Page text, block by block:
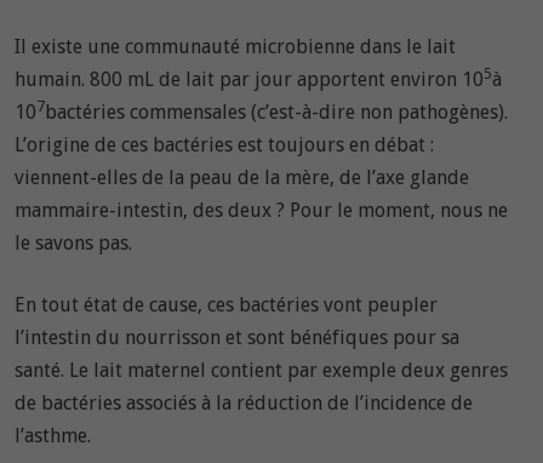
Il existe une communauté microbienne dans le lait
humain. 800 mL de lait par jour apportent environ 105à
107 bactéries commensales (c’est-à-dire non pathogènes).
L’origine de ces bactéries est toujours en débat :
viennent-elles de la peau de la mère, de l’axe glande
mammaire-intestin, des deux ? Pour le moment, nous ne
le savons pas.
En tout état de cause, ces bactéries vont peupler
l’intestin du nourrisson et sont bénéfiques pour sa
santé. Le lait maternel contient par exemple deux genres
de bactéries associés à la réduction de l’incidence de
l’asthme.